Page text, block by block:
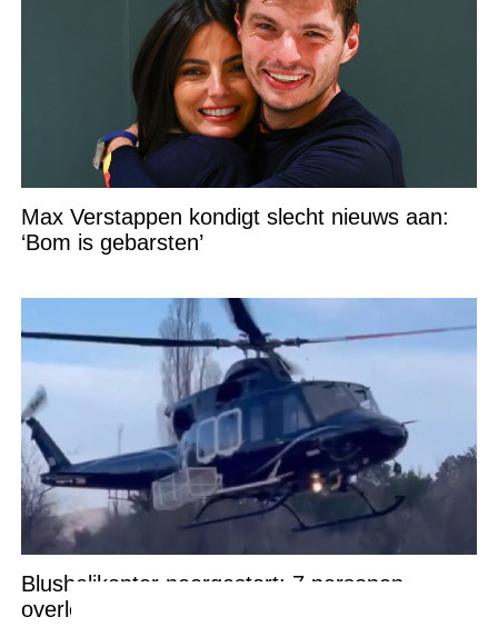
Max Verstappen kondigt slecht nieuws aan:
‘Bom is gebarsten’
Blushelikopter neergestort: 7 personen
overleden